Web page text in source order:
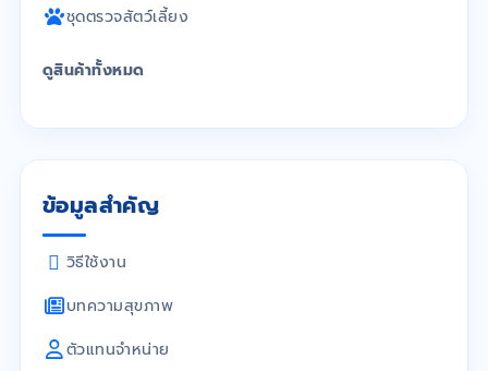
ชุดตรวจสัตว์เลี้ยง
ดูสินค้าทั้งหมด
ข้อมูลสำคัญ
วิธีใช้งาน
บทความสุขภาพ
ตัวแทนจำหน่าย